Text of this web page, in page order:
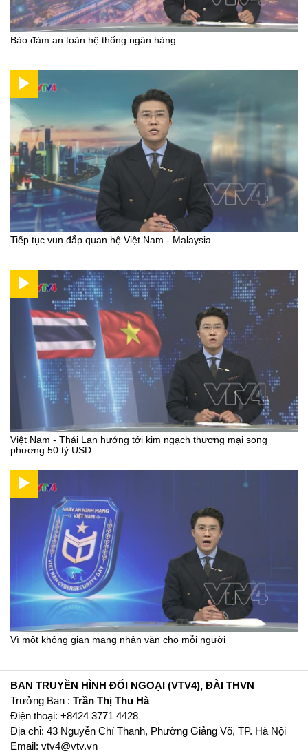
Bảo đảm an toàn hệ thống ngân hàng
Tiếp tục vun đắp quan hệ Việt Nam - Malaysia
Việt Nam - Thái Lan hướng tới kim ngạch thương mại song
phương 50 tỷ USD
Vì một không gian mạng nhân văn cho mỗi người
BAN TRUYỀN HÌNH ĐỐI NGOẠI (VTV4), ĐÀI THVN
Trưởng Ban : Trần Thị Thu Hà
Ðiện thoại: +8424 3771 4428
Địa chỉ: 43 Nguyễn Chí Thanh, Phường Giảng Võ, TP. Hà Nội
Email: vtv4@vtv.vn